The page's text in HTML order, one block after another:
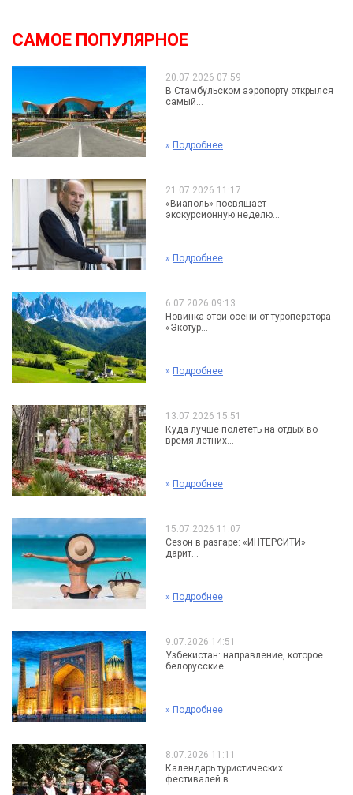
САМОЕ ПОПУЛЯРНОЕ
20.07.2026 07:59
В Стамбульском аэропорту открылся
самый...
» Подробнее
21.07.2026 11:17
«Виаполь» посвящает
экскурсионную неделю...
» Подробнее
6.07.2026 09:13
Новинка этой осени от туроператора
«Экотур...
» Подробнее
13.07.2026 15:51
Куда лучше полететь на отдых во
время летних...
» Подробнее
15.07.2026 11:07
Сезон в разгаре: «ИНТЕРСИТИ»
дарит...
» Подробнее
9.07.2026 14:51
Узбекистан: направление, которое
белорусские...
» Подробнее
8.07.2026 11:11
Календарь туристических
фестивалей в...